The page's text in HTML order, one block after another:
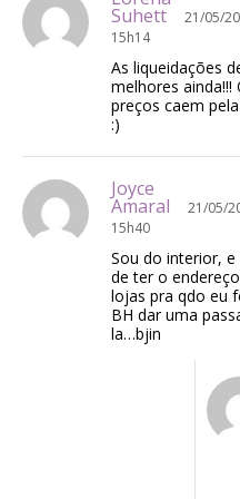
Suhett
21/05/
15h14
As liqueidações
melhores ainda!!!
preços caem
:)
Joyce
Amaral
21/05/
15h40
Sou do interior, e
de ter o
lojas pra qdo eu
BH dar uma
la…bjin